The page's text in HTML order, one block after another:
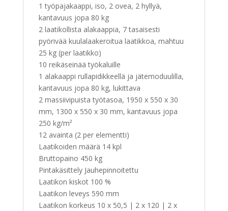
1 työpajakaappi, iso, 2 ovea, 2 hyllyä,
kantavuus jopa 80 kg
2 laatikollista alakaappia, 7 tasaisesti
pyörivää kuulalaakeroitua laatikkoa, mahtuu
25 kg (per laatikko)
10 reikäseinää työkaluille
1 alakaappi rullapidikkeellä ja jätemoduulilla,
kantavuus jopa 80 kg, lukittava
2 massiivipuista työtasoa, 1950 x 550 x 30
mm, 1300 x 550 x 30 mm, kantavuus jopa
250 kg/m²
12 avainta (2 per elementti)
Laatikoiden määrä 14 kpl
Bruttopaino 450 kg
Pintakäsittely Jauhepinnoitettu
Laatikon kiskot 100 %
Laatikon leveys 590 mm
Laatikon korkeus 10 x 50,5 | 2 x 120 | 2 x